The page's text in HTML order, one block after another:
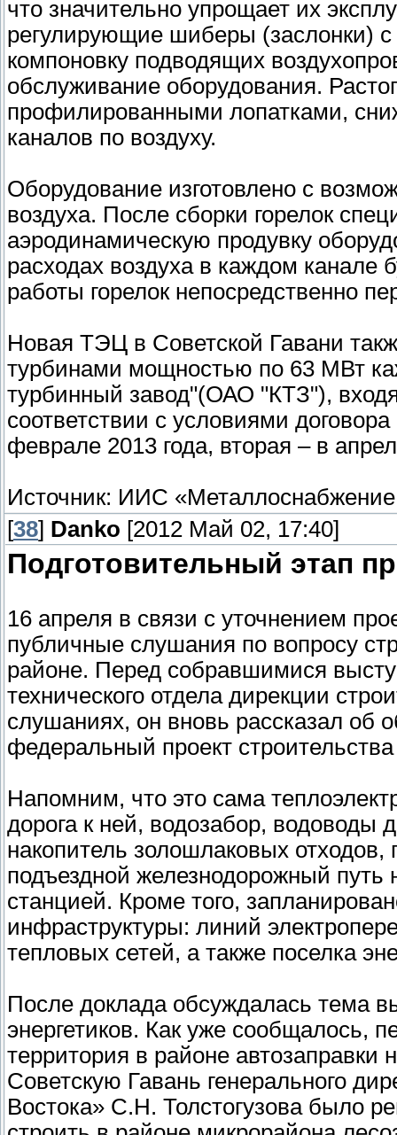
что значительно упрощает их
регулирующие шиберы (заслонки)
компоновку подводящих
обслуживание оборудования.
профилированными лопатками,
каналов по воздуху.
Оборудование изготовлено с
воздуха. После сборки горелок
аэродинамическую продувку
расходах воздуха в каждом канале
работы горелок непосредственно
Новая ТЭЦ в Советской Гавани
турбинами мощностью по 63 МВт
турбинный завод"(ОАО "КТЗ"),
соответствии с условиями
феврале 2013 года, вторая – в
Источник: ИИС «Металлоснабжение
[38] Danko [2012 Май 02, 17:40]
Подготовительный этап
16 апреля в связи с уточнением
публичные слушания по вопросу
районе. Перед собравшимися
технического отдела дирекции
слушаниях, он вновь рассказал об
федеральный проект
Напомним, что это сама
дорога к ней, водозабор,
накопитель золошлаковых отходов,
подъездной железнодорожный
станцией. Кроме того,
инфраструктуры: линий
тепловых сетей, а также поселка
После доклада обсуждалась тема
энергетиков. Как уже сообщалось,
территория в районе
Советскую Гавань генерального
Востока» С.Н. Толстогузова было